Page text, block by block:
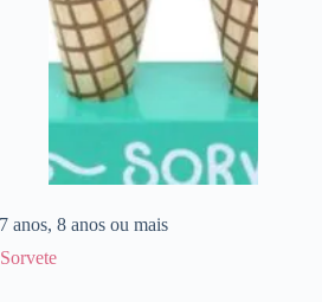
anos, 8 anos ou mais